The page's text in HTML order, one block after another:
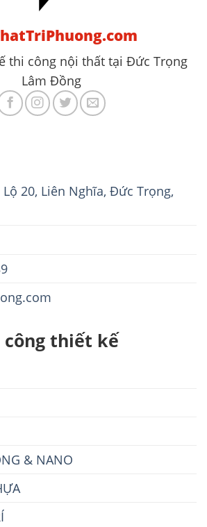
thi công nội thất tại Đức Trọng
Lâm Đồng
Lộ 20, Liên Nghĩa, Đức Trọng,
thiết kế
& NANO